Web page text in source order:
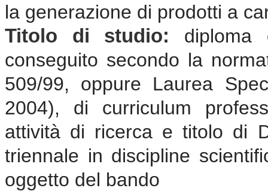
la generazione di prodotti a
Titolo di studio:
diploma
conseguito secondo la
509/99, oppure Laurea
2004), di curriculum
attività di ricerca e titolo di
triennale in discipline
oggetto del bando